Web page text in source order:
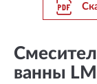
ванны